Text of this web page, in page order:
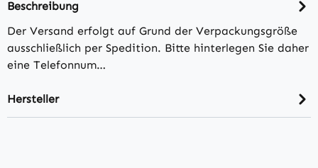
Beschreibung
Der Versand erfolgt auf Grund der Verpackungsgröße
ausschließlich per Spedition. Bitte hinterlegen Sie daher
eine Telefonnum…
Hersteller